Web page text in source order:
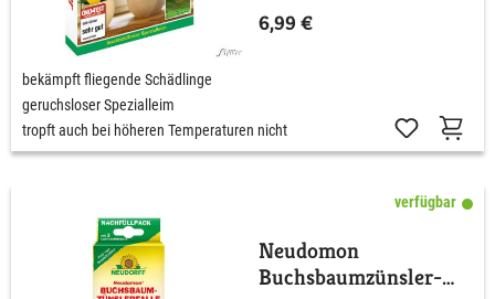
6,99 €
bekämpft fliegende Schädlinge
geruchsloser Spezialleim
tropft auch bei höheren Temperaturen nicht
verfügbar
Neudomon
Buchsbaumzünsler-